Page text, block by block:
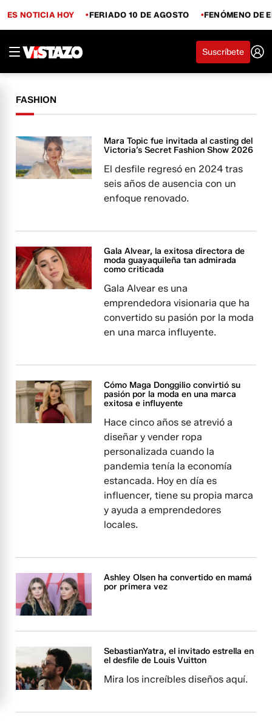
ES NOTICIA HOY FERIADO 10 DE AGOSTO FENÓMENO DE
Suscríbete
FASHION
Mara Topic fue invitada al casting del
Victoria’s Secret Fashion Show 2026
El desfile regresó en 2024 tras
seis años de ausencia con un
enfoque renovado.
Gala Alvear, la exitosa directora de
moda guayaquileña tan admirada
como criticada
Gala Alvear es una
emprendedora visionaria que ha
convertido su pasión por la moda
en una marca influyente.
Cómo Maga Donggilio convirtió su
pasión por la moda en una marca
exitosa e influyente
Hace cinco años se atrevió a
diseñar y vender ropa
personalizada cuando la
pandemia tenía la economía
estancada. Hoy en día es
influencer, tiene su propia marca
y ayuda a emprendedores
locales.
Ashley Olsen ha convertido en mamá
por primera vez
SebastianYatra, el invitado estrella en
el desfile de Louis Vuitton
Mira los increíbles diseños aquí.